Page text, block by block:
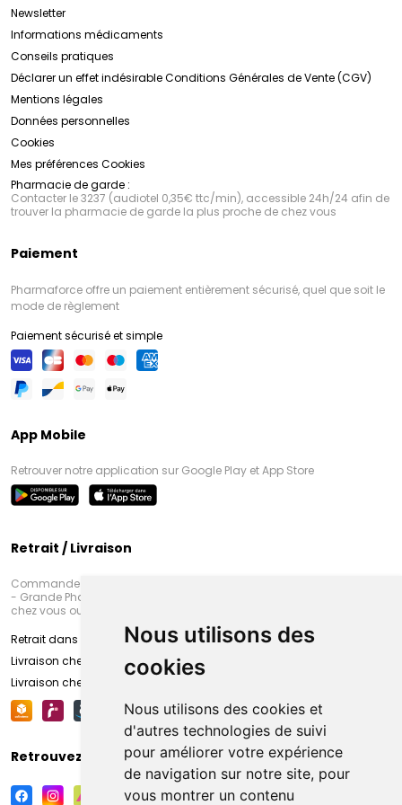
Nous utilisons des
cookies
Nous utilisons des cookies et
d'autres technologies de suivi
pour améliorer votre expérience
de navigation sur notre site, pour
vous montrer un contenu
Newsletter
Informations médicaments
Conseils pratiques
Déclarer un effet indésirableConditions Générales de Vente (CGV)
Mentions légales
Données personnelles
Cookies
Mes préférences Cookies
Pharmacie de garde :
Contacter le 3237 (audiotel 0,35€ ttc/min), accessible 24h/24 afin de
trouver la pharmacie de garde la plus proche de chez vous
Paiement
Pharmaforce offre un paiement entièrement sécurisé, quel que soit le
mode de règlement
Paiement sécurisé et simple
App Mobile
Retrouver notre application sur Google Play et App Store
Retrait / Livraison
Commandez en ligne et venez chercher votre commande à Amiens
- Grande Pharmacie d’Amiens (Fachon) ou recevez-là rapidement
chez vous ou en point retrait
Retrait dans la pharmacie d’Amiens
Livraison chez vous
Livraison chez votre commerçant
Retrouvez-nous sur vos réseaux sociaux